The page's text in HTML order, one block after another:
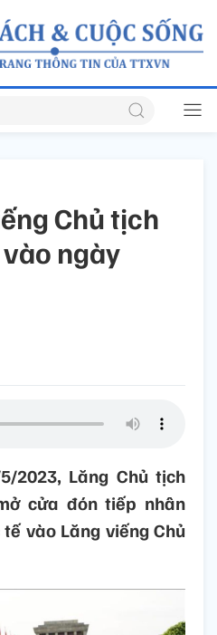
Chủ tịch
ngày
2023, Lăng Chủ tịch
cửa đón tiếp nhân
vào Lăng viếng Chủ